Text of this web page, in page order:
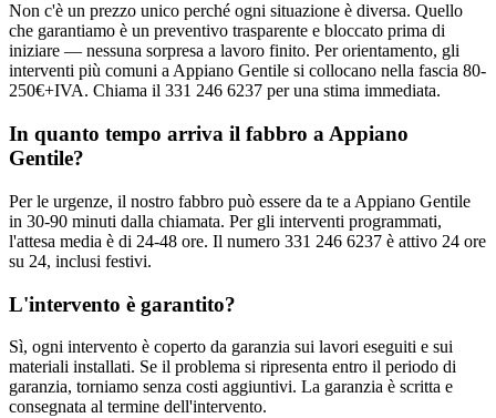
Non c'è un prezzo unico perché ogni situazione è diversa. Quello
che garantiamo è un preventivo trasparente e bloccato prima di
iniziare — nessuna sorpresa a lavoro finito. Per orientamento, gli
interventi più comuni a Appiano Gentile si collocano nella fascia 80-
250€+IVA. Chiama il 331 246 6237 per una stima immediata.
In quanto tempo arriva il fabbro a Appiano
Gentile?
Per le urgenze, il nostro fabbro può essere da te a Appiano Gentile
in 30-90 minuti dalla chiamata. Per gli interventi programmati,
l'attesa media è di 24-48 ore. Il numero 331 246 6237 è attivo 24 ore
su 24, inclusi festivi.
L'intervento è garantito?
Sì, ogni intervento è coperto da garanzia sui lavori eseguiti e sui
materiali installati. Se il problema si ripresenta entro il periodo di
garanzia, torniamo senza costi aggiuntivi. La garanzia è scritta e
consegnata al termine dell'intervento.